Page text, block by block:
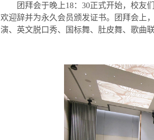
团拜会于晚上18： 30正式开始，校友
欢迎辞并为永久会员颁发证书。团拜会上
演、英文脱口秀、国标舞、肚皮舞、歌曲